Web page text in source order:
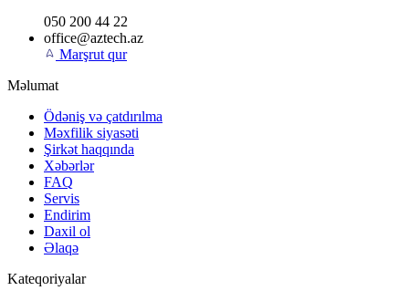
050 200 44 22
office@aztech.az
Marşrut qur
Məlumat
Ödəniş və çatdırılma
Məxfilik siyasəti
Şirkət haqqında
Xəbərlər
FAQ
Servis
Endirim
Daxil ol
Əlaqə
Kateqoriyalar